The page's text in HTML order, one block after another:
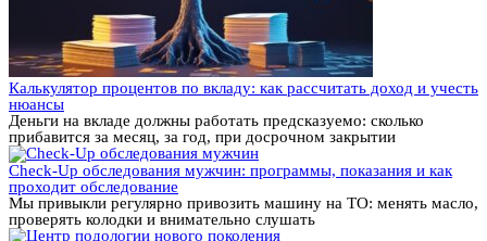
Калькулятор процентов по вкладу: как рассчитать доход и учесть
нюансы
Деньги на вкладе должны работать предсказуемо: сколько
прибавится за месяц, за год, при досрочном закрытии
Check-Up обследования мужчин: программы, показания и как
проходит обследование
Мы привыкли регулярно привозить машину на ТО: менять масло,
проверять колодки и внимательно слушать